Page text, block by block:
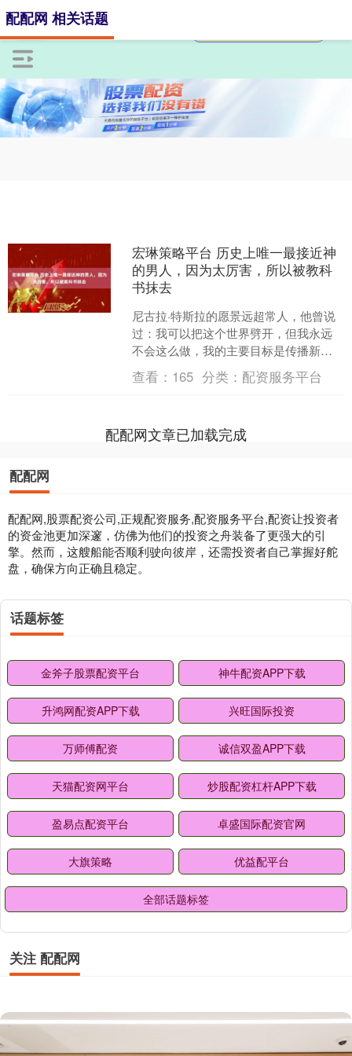
配配网 相关话题
宏琳策略平台 历史上唯一最接近神
的男人，因为太厉害，所以被教科
书抹去
尼古拉·特斯拉的愿景远超常人，他曾说
过：我可以把这个世界劈开，但我永远
不会这么做，我的主要目标是传播新的
设想，让它们变成现实，我非常希望它
们能成为未来研究者的一....
查看： 165 分类： 配资服务平台
配配网文章已加载完成
配配网
配配网,股票配资公司,正规配资服务,配资服务平台,配资让投资者
的资金池更加深邃，仿佛为他们的投资之舟装备了更强大的引
擎。然而，这艘船能否顺利驶向彼岸，还需投资者自己掌握好舵
盘，确保方向正确且稳定。
话题标签
金斧子股票配资平台 神牛配资APP下载
升鸿网配资APP下载 兴旺国际投资
万师傅配资 诚信双盈APP下载
天猫配资网平台 炒股配资杠杆APP下载
盈易点配资平台 卓盛国际配资官网
大旗策略 优益配平台
全部话题标签
关注 配配网